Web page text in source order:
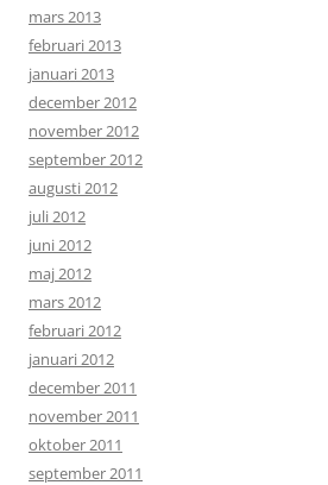
mars 2013
februari 2013
januari 2013
december 2012
november 2012
september 2012
augusti 2012
juli 2012
juni 2012
maj 2012
mars 2012
februari 2012
januari 2012
december 2011
november 2011
oktober 2011
september 2011